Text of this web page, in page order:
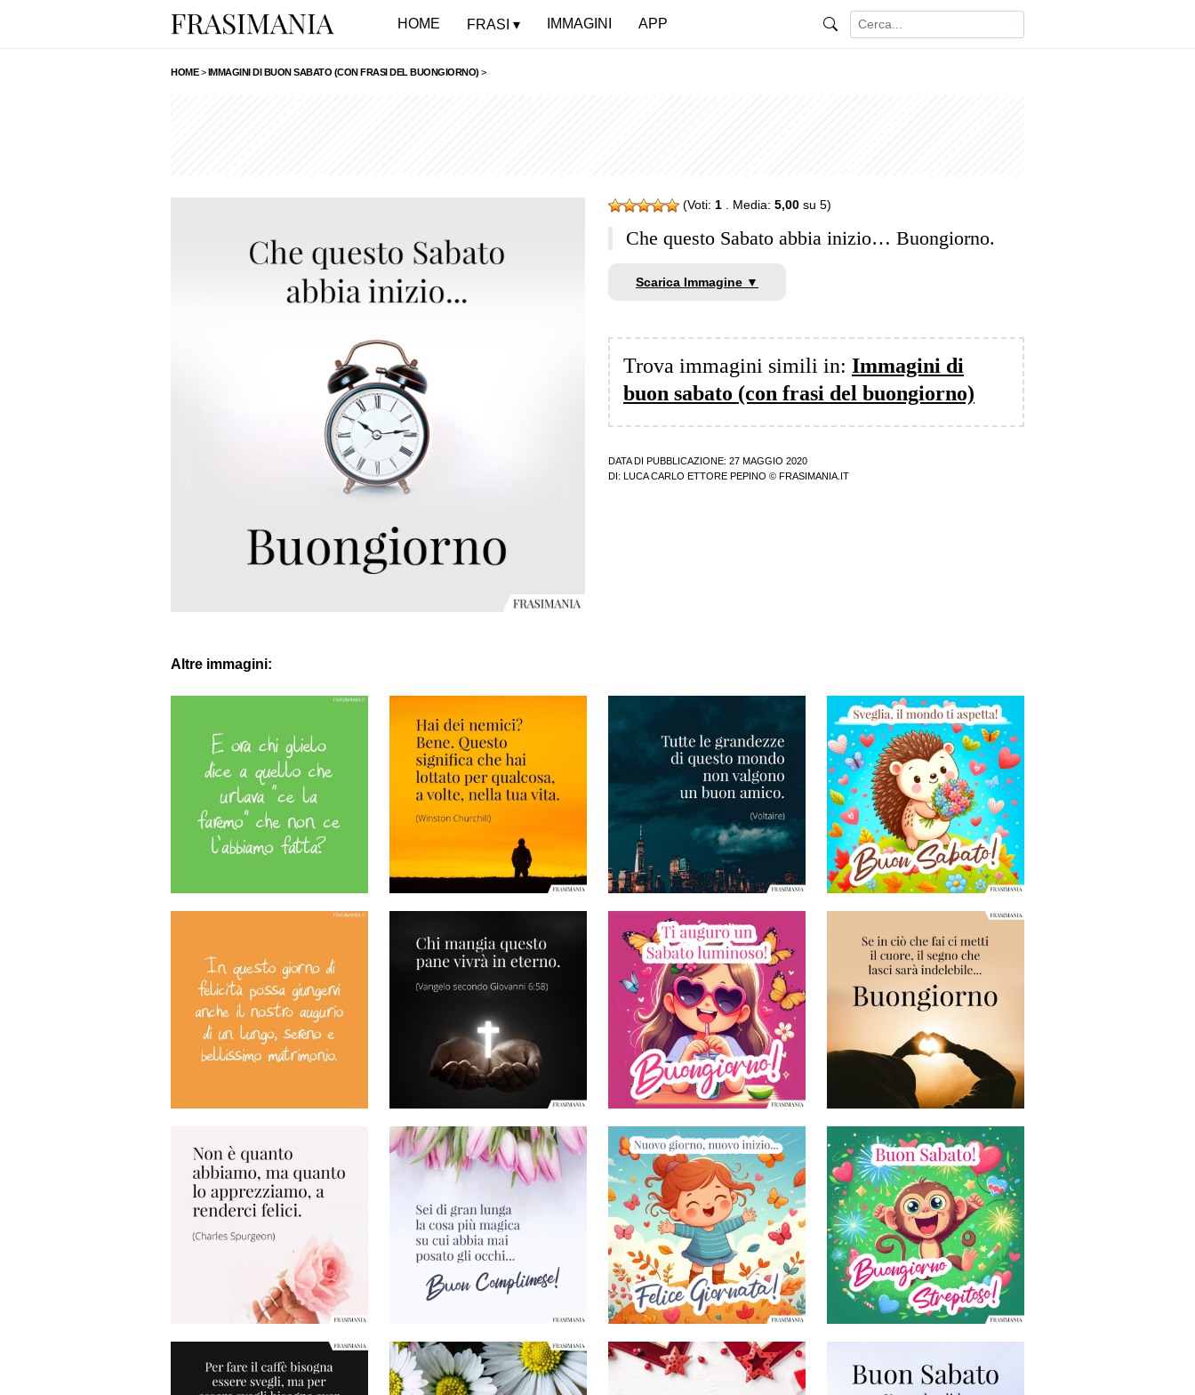
HOME FRASI IMMAGINI APP
HOME>IMMAGINI DI BUON SABATO (CON FRASI DEL BUONGIORNO) >
(Voti: 1 . Media: 5,00 su 5)
Che questo Sabato abbia inizio… Buongiorno.
Scarica Immagine ▼
Trova immagini simili in: Immagini di
buon sabato (con frasi del buongiorno)
DATA DI PUBBLICAZIONE: 27 MAGGIO 2020
DI:
LUCA CARLO ETTORE PEPINO © FRASIMANIA.IT
Altre immagini: